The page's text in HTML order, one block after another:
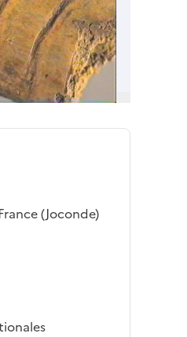
(Joconde)